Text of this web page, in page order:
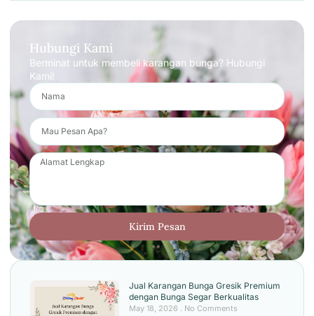
Hubungi Kami
Berminat untuk membeli karangan bunga? Hubungi
Kami!
Kirim Pesan
Jual Karangan Bunga Gresik Premium
dengan Bunga Segar Berkualitas
May 18, 2026 No Comments